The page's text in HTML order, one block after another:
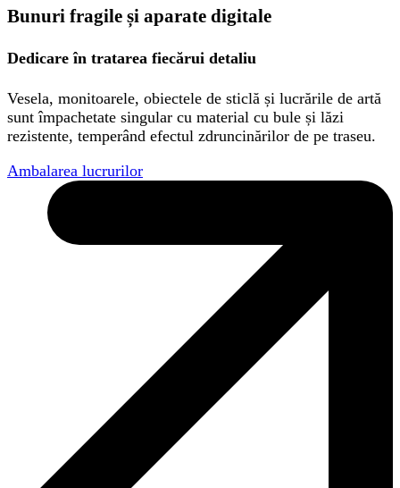
Bunuri fragile și aparate digitale
Dedicare în tratarea fiecărui detaliu
Vesela, monitoarele, obiectele de sticlă și lucrările de artă
sunt împachetate singular cu material cu bule și lăzi
rezistente, temperând efectul zdruncinărilor de pe traseu.
Ambalarea lucrurilor